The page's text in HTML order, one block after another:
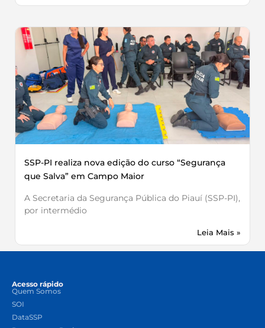
SSP-PI realiza nova edição do curso “Segurança
que Salva” em Campo Maior
A Secretaria da Segurança Pública do Piauí (SSP-PI),
por intermédio
Leia Mais »
Acesso rápido
Quem Somos
SOI
DataSSP